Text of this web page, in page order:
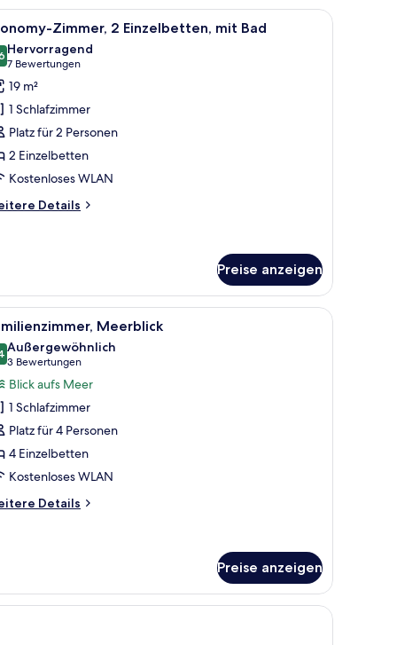
Minibar, Zimmersafe, Schreibtisch, laptopgeeigneter Arbeitsplatz
Einzelbetten,
Ein Hotelzimmer mit Bett, Schreibtisch,
3 Zimmer, 2 Einzelbetten, mit Bad
von 10
Hervorragend
7 Bewertungen
(7
Bewertungen)
19 m²
1 Schlafzimmer
Platz für 2 Personen
2 Einzelbetten
Kostenloses WLAN
Details
Preise anzeigen
auf den Ozean und eine Stadtlandschaft im Hintergrund.
Ein Balkon mit weißen Korbstühlen, Blick
1 Meerblick
von 10
Außergewöhnlich
3 Bewertungen
(3
Bewertungen)
Blick aufs Meer
1 Schlafzimmer
Platz für 4 Personen
4 Einzelbetten
Kostenloses WLAN
Details
Preise anzeigen